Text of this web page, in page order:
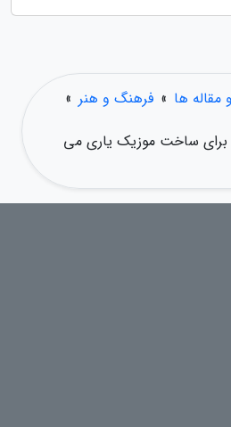
مقاله ها » فرهنگ و هنر »
ساخت موزیک یاری می